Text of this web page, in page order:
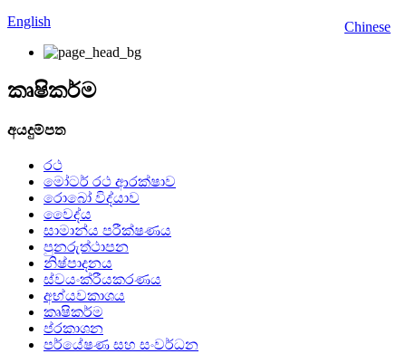
Chinese
English
කෘෂිකර්ම
අයදුම්පත
රථ
මෝටර් රථ ආරක්ෂාව
රොබෝ විද්යාව
වෛද්ය
සාමාන්ය පරීක්ෂණය
පුනරුත්ථාපන
නිෂ්පාදනය
ස්වයංක්රීයකරණය
අභ්යවකාශය
කෘෂිකර්ම
ප්රකාශන
පර්යේෂණ සහ සංවර්ධන